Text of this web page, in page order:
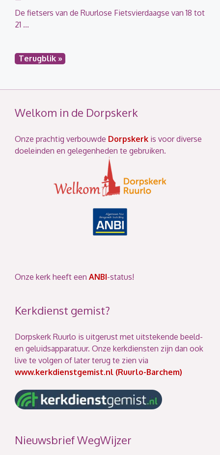
De fietsers van de Ruurlose Fietsvierdaagse van 18 tot
21 ...
Terugblik »
Welkom in de Dorpskerk
Onze prachtig verbouwde Dorpskerk is voor diverse
doeleinden en gelegenheden te gebruiken.
Onze kerk heeft een ANBI-status!
Kerkdienst gemist?
Dorpskerk Ruurlo is uitgerust met uitstekende beeld-
en geluidsapparatuur. Onze kerkdiensten zijn dan ook
live te volgen of later terug te zien via
www.kerkdienstgemist.nl (Ruurlo-Barchem)
Nieuwsbrief WegWijzer